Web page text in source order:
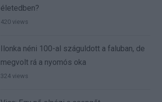
életedben?
420 views
Ilonka néni 100-al száguldott a faluban, de
megvolt rá a nyomós oka
324 views